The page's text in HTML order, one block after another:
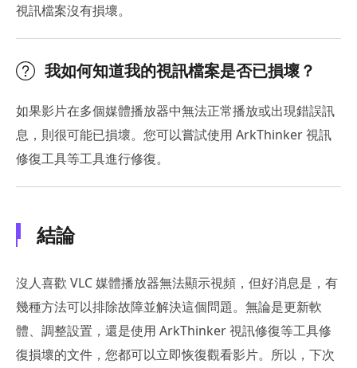
視訊檔案沒有損壞。
我如何知道我的視訊檔案是否已損壞？
如果影片在多個媒體播放器中無法正常播放或出現錯誤訊
息，則很可能已損壞。您可以嘗試使用 ArkThinker 視訊
修復工具等工具進行修復。
結論
沒人喜歡 VLC 媒體播放器無法顯示視頻，但好消息是，有
幾種方法可以排除故障並解決這個問題。無論是更新軟
體、調整設置，還是使用 ArkThinker 視訊修復等工具修
復損壞的文件，您都可以立即恢復觀看影片。所以，下次